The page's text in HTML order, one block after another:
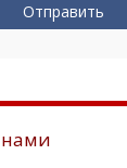
Отправить
нами